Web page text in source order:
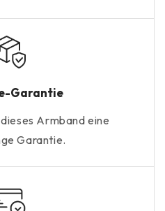
Garantie
Armband eine
Garantie.